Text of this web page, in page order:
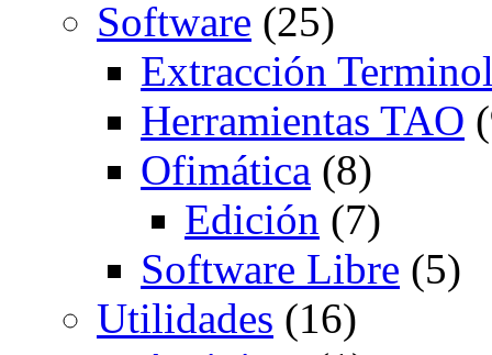
Software (25)
Extracción
Herramientas TAO
Ofimática (8)
Edición (7)
Software Libre (5)
Utilidades (16)